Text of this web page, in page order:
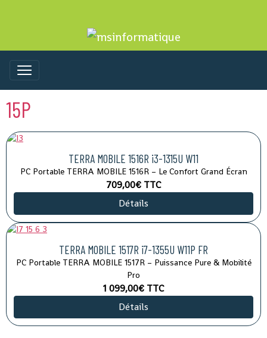
15P
TERRA MOBILE 1516R i3-1315U W11
PC Portable TERRA MOBILE 1516R – Le Confort Grand Écran
709,00€ TTC
Détails
TERRA MOBILE 1517R i7-1355U W11P FR
PC Portable TERRA MOBILE 1517R – Puissance Pure & Mobilité
Pro
1 099,00€ TTC
Détails